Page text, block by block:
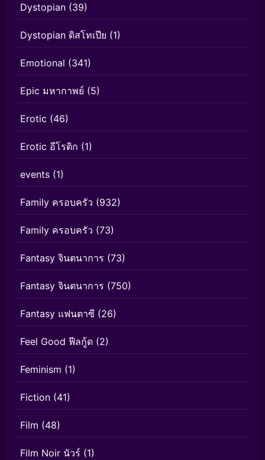
Dystopian (39)
Dystopian ดิสโทเปีย (1)
Emotional (341)
Epic มหากาพย์ (5)
Erotic (46)
Erotic อีโรติก (1)
events (1)
Family ครอบครัว (932)
Family ครอบครัว (73)
Fantasy จินตนาการ (73)
Fantasy จินตนาการ (750)
Fantasy แฟนตาซี (26)
Feel Good ฟีลกู้ด (2)
Feminism (1)
Fiction (41)
Film (48)
Film Noir นัวร์ (1)